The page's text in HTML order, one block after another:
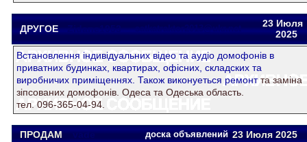
ДРУГОЕ Zidane1953 satkatraktor2013@ukr.net
23 Июля
2025
Встановлення iндивiдуальних вiдео та аудiо домофонiв в
приватних будинках, квартирах, офiсних, складских та
виробничих примiщеннях. Також виконуеться ремонтта замiна
зiпсованих домофонiв. Одеса та Одеська область.
тел. 096-365-04-94.
ПРОДАМ vade доска объявлений 23 Июля 2025